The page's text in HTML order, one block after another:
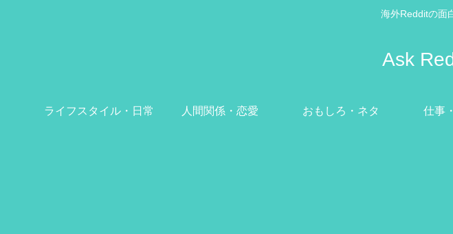
海外Redditの面
Ask
ライフスタイル・日常 人間関係・恋愛 おもしろ・ネタ 仕事